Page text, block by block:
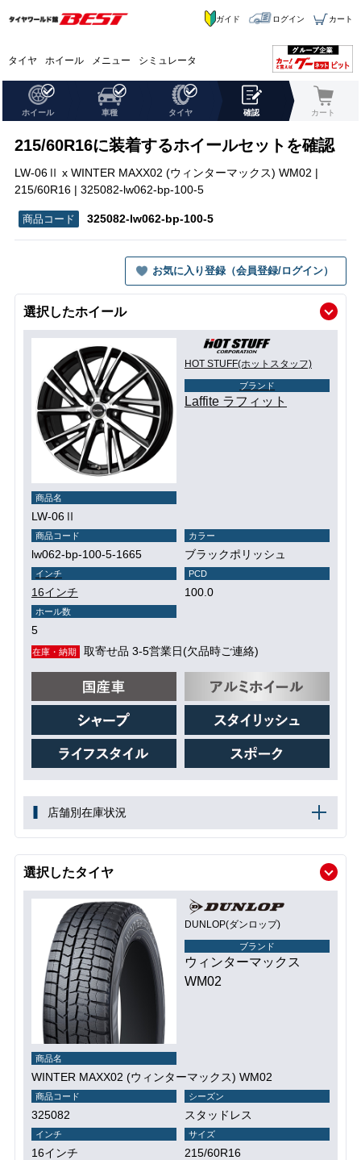
タイヤ ホイール メニュー シミュレータ
ガイド ログイン カート
ホイール 車種 タイヤ 確認 カート
215/60R16に装着するホイールセットを確認
LW-06Ⅱ x WINTER MAXX02 (ウィンターマックス) WM02 |
215/60R16 | 325082-lw062-bp-100-5
325082-lw062-bp-100-5
お気に入り登録（会員登録/ログイン）
選択したホイール
HOT STUFF(ホットスタッフ)
ブランド
Laffite ラフィット
商品名
LW-06Ⅱ
商品コード
lw062-bp-100-5-1665
カラー
ブラックポリッシュ
インチ
16インチ
PCD
100.0
ホール数
5
在庫・納期 取寄せ品 3-5営業日(欠品時ご連絡)
店舗別在庫状況
選択したタイヤ
DUNLOP(ダンロップ)
ブランド
ウィンターマックス
WM02
商品名
WINTER MAXX02 (ウィンターマックス) WM02
商品コード
325082
シーズン
スタッドレス
インチ
16インチ
サイズ
215/60R16